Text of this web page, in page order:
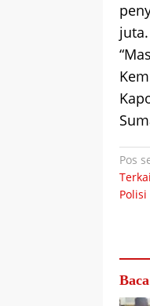
juta.
pos
Pos